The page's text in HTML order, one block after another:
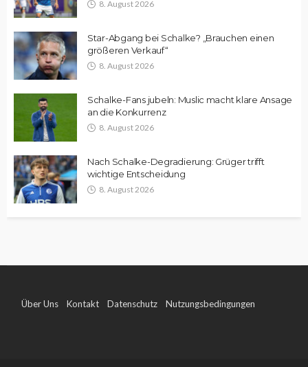
8. August 2026
Star-Abgang bei Schalke? „Brauchen einen
größeren Verkauf“
8. August 2026
Schalke-Fans jubeln: Muslic macht klare Ansage
an die Konkurrenz
8. August 2026
Nach Schalke-Degradierung: Grüger trifft
wichtige Entscheidung
8. August 2026
Über Uns Kontakt Datenschutz Nutzungsbedingungen